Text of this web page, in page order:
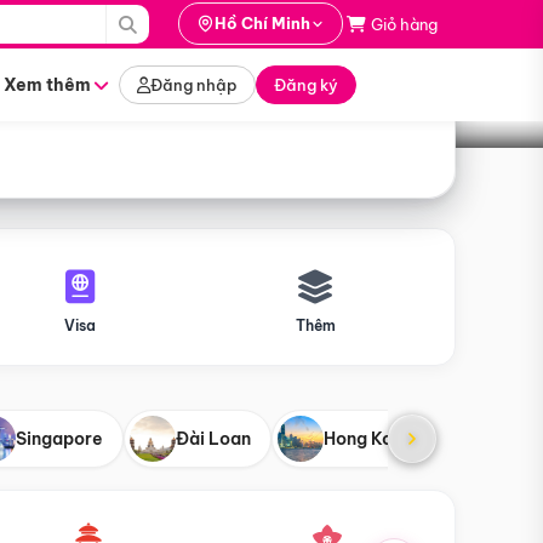
Hồ Chí Minh Giỏ hàng
Xem thêm Đăng nhập Đăng ký
Tìm tour
Visa Thêm
Singapore Đài Loan Hong Kong